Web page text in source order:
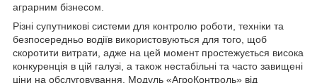
аграрним бізнесом.
Різні супутникові системи для контролю роботи, техніки та
безпосередньо водіїв використовуються для того, щоб
скоротити витрати, адже на цей момент простежується висока
конкуренція в цій галузі, а також нестабільні та часто завищені
ціни на обслуговування. Модуль «АгроКонтроль» від